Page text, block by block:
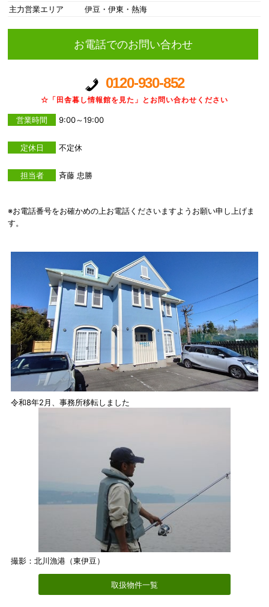
主力営業エリア
伊豆・伊東・熱海
お電話でのお問い合わせ
0120-930-852
☆「田舎暮し情報館を見た」とお問い合わせください
営業時間 9:00～19:00
定休日 不定休
担当者 斉藤 忠勝
※お電話番号をお確かめの上お電話くださいますようお願い申し上げま
す。
令和8年2月、事務所移転しました
撮影：北川漁港（東伊豆）
取扱物件一覧